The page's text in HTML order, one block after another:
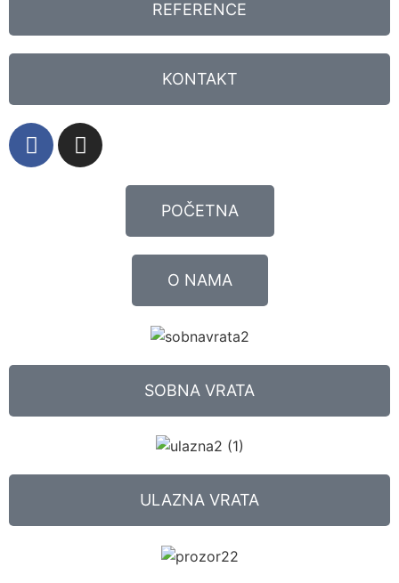
REFERENCE
KONTAKT
POČETNA
O NAMA
SOBNA VRATA
ULAZNA VRATA